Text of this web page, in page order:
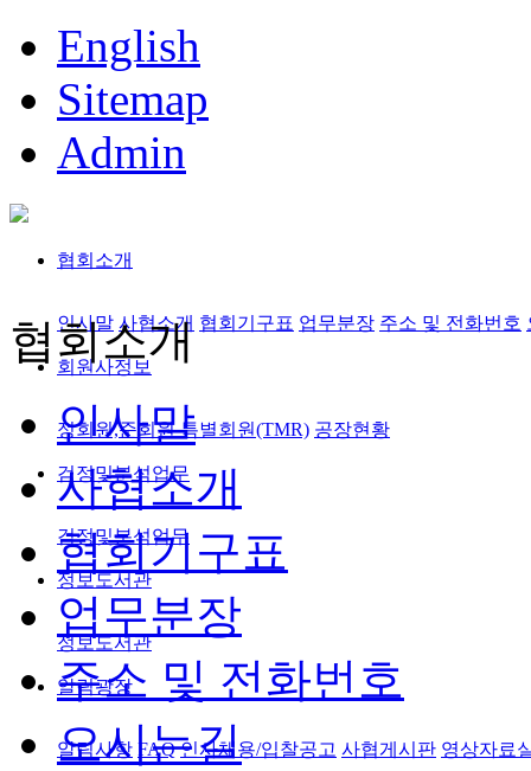
English
Sitemap
Admin
협회소개
인사말 사협소개 협회기구표 업무분장 주소 및 전화번호
회원사정보
정회원,준회원 특별회원(TMR) 공장현황
검정및분석업무
검정및분석업무
정보도서관
정보도서관
알림광장
알림사항 FAQ 인사채용/입찰공고 사협게시판 영상자료
협회소개
인사말
사협소개
협회기구표
업무분장
주소 및 전화번호
오시는길